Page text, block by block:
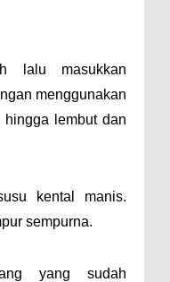
lalu masukkan
menggunakan
hingga lembut dan
kental manis.
sempurna.
yang sudah